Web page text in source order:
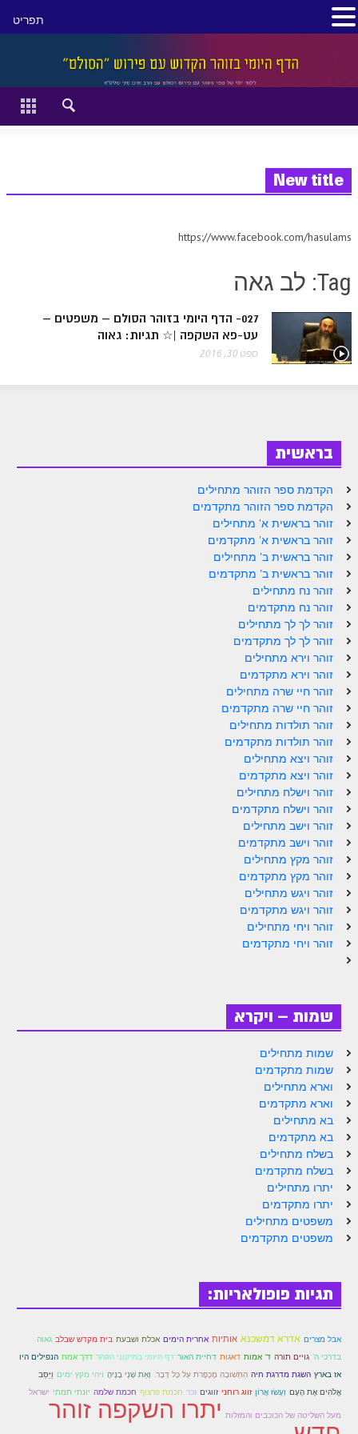
סגור
זוהר מתקדמים
הקדמת ספר הזוהר מתקדמים
ספר הזוהר בראשית א' מתחילים
ספר הזוהר בראשית א' מתקדמים
ספר הזוהר נח מתחילים
ספר הזוהר לך לך מתחילים
ספר הזוהר לך לך מתקדמים
ספר הזוהר וירא מתחילים
ספר הזוהר וירא מתקדמים
ספר הזוהר חיי שרה מתחילים
ספר הזוהר חיי שרה מתקדמים
ספר הזוהר תולדות מתחילים
ספר הזוהר תולדות מתקדמים
ספר הזוהר ויצא מתחילים
ספר הזוהר ויצא מתקדמים
ספר הזוהר וישלח מתחילים
הזוהר הקדוש וישלח מתקדמים
הזוהר הקדוש וישב מתחילים
הזוהר הקדוש וישב מתקדמים
הזוהר הקדוש מקץ מתחילים
הזוהר הקדוש מקץ מתקדמים
הזוהר הקדוש ויגש מתקדמים
הזוהר הקדוש ויחי מתחילים
הזוהר הקדוש ויחי מתקדמים
ספר הזוהר – שמות
הזוהר הקדוש שמות מתחילים
הזוהר הקדוש שמות מתקדמים
הזוהר הקדוש וארא מתחילים
הזוהר הקדוש וארא מתקדמים
הזוהר הקדוש בא מתקדמים
הזוהר הקדוש בשלח מתחילים
הזוהר הקדוש בשלח מתקדמים
הזוהר הקדוש יתרו מתחילים
משפטים מתחילים
New title
https://www.facebook.com/hasulams
Tag: לב גאה
027- הדף היומי בזוהר הסולם – משפטים –
עט-פא השקפה |☆ תגיות: גאוה
ספט 30, 2016
בראשית
הקדמת ספר הזוהר מתחילים
הקדמת ספר הזוהר מתקדמים
זוהר בראשית א' מתחילים
זוהר בראשית א' מתקדמים
זוהר בראשית ב' מתחילים
זוהר בראשית ב' מתקדמים
זוהר נח מתחילים
זוהר נח מתקדמים
זוהר לך לך מתחילים
זוהר לך לך מתקדמים
זוהר וירא מתחילים
זוהר וירא מתקדמים
זוהר חיי שרה מתחילים
זוהר חיי שרה מתקדמים
זוהר תולדות מתחילים
זוהר תולדות מתקדמים
זוהר ויצא מתחילים
זוהר ויצא מתקדמים
זוהר וישלח מתחילים
זוהר וישלח מתקדמים
זוהר וישב מתחילים
זוהר וישב מתקדמים
זוהר מקץ מתחילים
זוהר מקץ מתקדמים
זוהר ויגש מתחילים
זוהר ויגש מתקדמים
זוהר ויחי מתחילים
זוהר ויחי מתקדמים
שמות – ויקרא
שמות מתחילים
שמות מתקדמים
וארא מתחילים
וארא מתקדמים
בא מתחילים
בא מתקדמים
בשלח מתחילים
בשלח מתקדמים
יתרו מתחילים
יתרו מתקדמים
משפטים מתחילים
משפטים מתקדמים
תגיות פופולאריות:
אבל מצרים אדרא דמשכנא אותיות אחרית הימים אכלת ושבעת בית מקדש שבלב גאוה
בדרכי ה' גויים תורה ד' אמות דאגות דחיית האור דף היומי בתיקוני הזוהר דרך אמת הנפילים היו
אז בארץ השגת מדרגת חיה הַתְּשׁוּבָה מֶכָפֶּרת עַל כָּל דָּבָר. וְאֵת שְׁנֵי בָנֶיהָ ויהי מִקץ ימים וַיַּסֵּב
אֱלֹהִים אֶת הָעָם וְעָשׂוּ אֲרוֹן זווג רוחני זווגים זכר חכמת פרצוף חכמת שלמה יונתי תמתי ישראל
מעל השליטה של הכוכבים והמזלות יתרו השקפה זוהר
תפריט